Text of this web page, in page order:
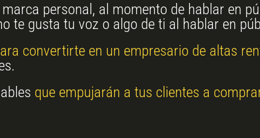
personal, al momento de hablar en
te gusta tu voz o algo de ti al hablar en
convertirte en un empresario de altas
que empujarán a tus clientes a